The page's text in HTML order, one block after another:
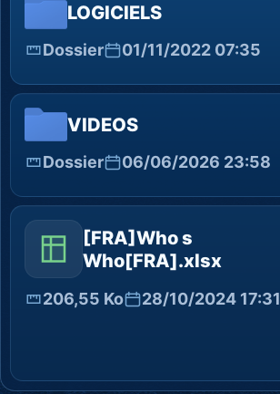
LOGICIELS
Dossier 01/11/2022 07:35
VIDEOS
Dossier 06/06/2026 23:58
[FRA]Who s
Who[FRA].xlsx
206,55 Ko 28/10/2024 17:31